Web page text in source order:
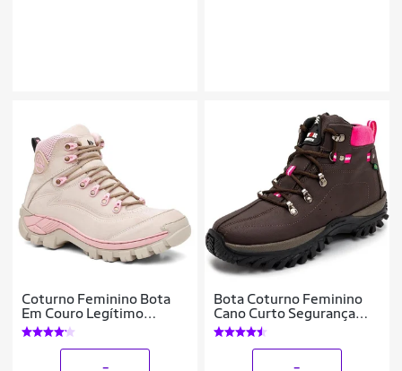
Coturno Feminino Bota
Em Couro Legítimo
Resistente Reforçada
Com C.A Leve Macia
Confortável Trilha
Bota Coturno Feminino
Cano Curto Segurança
Trilha Conforto - Preto -
40